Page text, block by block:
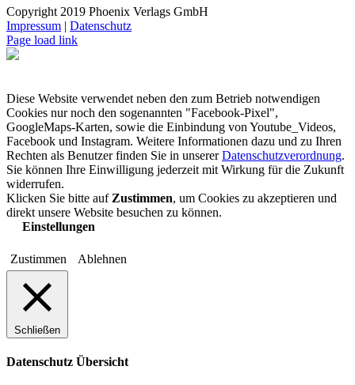
Copyright 2019 Phoenix Verlags GmbH
Impressum | Datenschutz
Page load link
Diese Website verwendet neben den zum Betrieb notwendigen
Cookies nur noch den sogenannten "Facebook-Pixel",
GoogleMaps-Karten, sowie die Einbindung von Youtube_Videos,
Facebook und Instagram. Weitere Informationen dazu und zu Ihren
Rechten als Benutzer finden Sie in unsererDatenschutzverordnung.
Sie können Ihre Einwilligung jederzeit mit Wirkung für die Zukunft
widerrufen.
Klicken Sie bitte auf Zustimmen, um Cookies zu akzeptieren und
direkt unsere Website besuchen zu können.
Einstellungen
Zustimmen Ablehnen
Schließen
Datenschutz Übersicht